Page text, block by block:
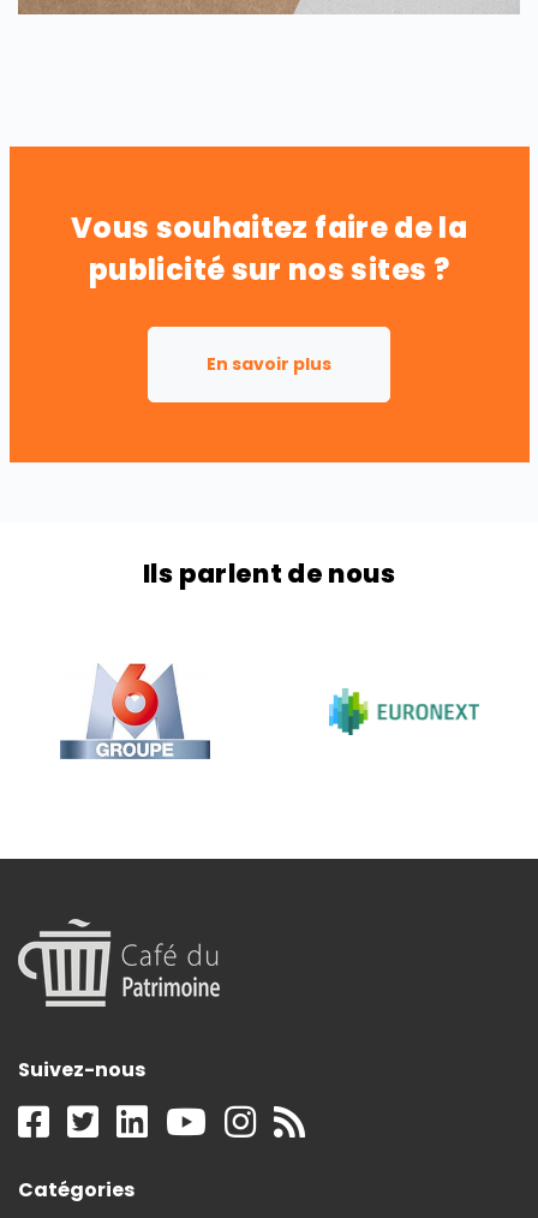
Vous souhaitez faire de la
publicité sur nos sites ?
En savoir plus
Ils parlent de nous
Suivez-nous
Catégories